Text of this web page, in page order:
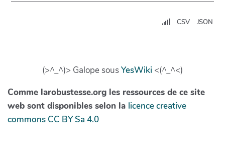
CSV JSON
(>^_^)> Galope sousYesWiki <(^_^<)
Comme larobustesse.org les ressources de ce site
web sont disponibles selon la licence creative
commons CC BY Sa 4.0